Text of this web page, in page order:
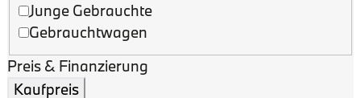
Junge Gebrauchte
Gebrauchtwagen
Preis & Finanzierung
Kaufpreis